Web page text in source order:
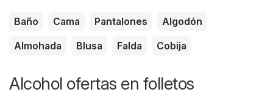
Baño Cama Pantalones
Algodón
Almohada
Blusa Falda Cobija
Alcohol ofertas en folletos